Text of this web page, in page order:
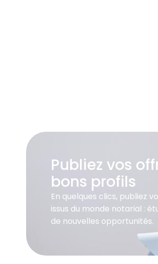
Publiez vos
bons profils
En quelques clics, publiez
issus du monde notarial :
de nouvelles opportunités.